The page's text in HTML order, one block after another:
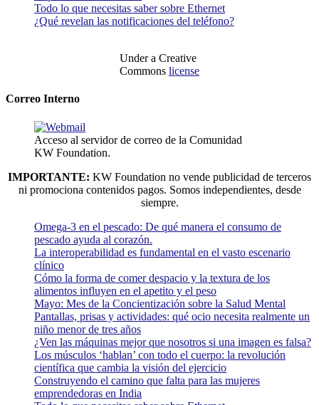
Todo lo que necesitas saber sobre Ethernet
¿Qué revelan las notificaciones del teléfono?
Under a Creative
Commons license
Correo Interno
Acceso al servidor de correo de la Comunidad
KW Foundation.
IMPORTANTE: KW Foundation no vende publicidad de terceros
ni promociona contenidos pagos. Somos independientes, desde
siempre.
Omega-3 en el pescado: De qué manera el consumo de
pescado ayuda al corazón.
La interoperabilidad es fundamental en el vasto escenario
clínico
Cómo la forma de comer despacio y la textura de los
alimentos influyen en el apetito y el peso
Mayo: Mes de la Concientización sobre la Salud Mental
Pantallas, prisas y actividades: qué ocio necesita realmente un
niño menor de tres años
¿Ven las máquinas mejor que nosotros si una imagen es falsa?
Los músculos ‘hablan’ con todo el cuerpo: la revolución
científica que cambia la visión del ejercicio
Construyendo el camino que falta para las mujeres
emprendedoras en India